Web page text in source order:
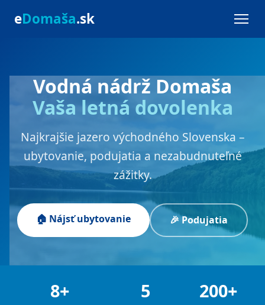
eDomaša.sk
Vodná nádrž Domaša
Vaša letná dovolenka
Najkrajšie jazero východného Slovenska –
ubytovanie, podujatia a nezabudnuteľné
zážitky.
🏠 Nájsť ubytovanie 🎉 Podujatia
8+ 5 200+